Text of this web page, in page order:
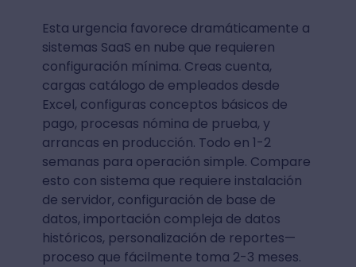
Esta urgencia favorece dramáticamente a
sistemas SaaS en nube que requieren
configuración mínima. Creas cuenta,
cargas catálogo de empleados desde
Excel, configuras conceptos básicos de
pago, procesas nómina de prueba, y
arrancas en producción. Todo en 1-2
semanas para operación simple. Compare
esto con sistema que requiere instalación
de servidor, configuración de base de
datos, importación compleja de datos
históricos, personalización de reportes—
proceso que fácilmente toma 2-3 meses.